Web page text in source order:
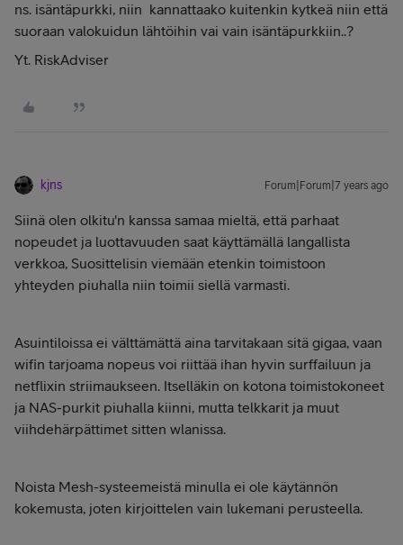
ns. isäntäpurkki, niin kannattaako kuitenkin kytkeä niin että
suoraan valokuidun lähtöihin vai vain isäntäpurkkiin..?
Yt. RiskAdviser
kjns Forum|Forum|7 years ago
Siinä olen olkitu'n kanssa samaa mieltä, että parhaat
nopeudet ja luottavuuden saat käyttämällä langallista
verkkoa, Suosittelisin viemään etenkin toimistoon
yhteyden piuhalla niin toimii siellä varmasti.
Asuintiloissa ei välttämättä aina tarvitakaan sitä gigaa, vaan
wifin tarjoama nopeus voi riittää ihan hyvin surffailuun ja
netflixin striimaukseen. Itselläkin on kotona toimistokoneet
ja NAS-purkit piuhalla kiinni, mutta telkkarit ja muut
viihdehärpättimet sitten wlanissa.
Noista Mesh-systeemeistä minulla ei ole käytännön
kokemusta, joten kirjoittelen vain lukemani perusteella.